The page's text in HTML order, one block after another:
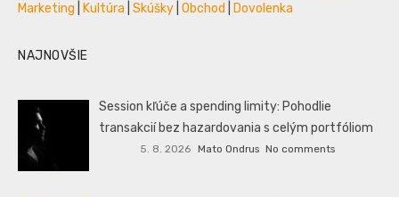
Marketing
Kultúra Skúšky Obchod Dovolenka
NAJNOVŠIE
Session kľúče a spending limity: Pohodlie
transakcií bez hazardovania s celým portfóliom
5. 8. 2026 Mato Ondrus No comments